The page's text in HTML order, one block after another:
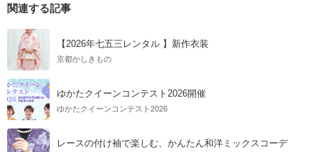
関連する記事
【2026年七五三レンタル 】新作衣装
京都かしきもの
ゆかたクイーンコンテスト2026開催
ゆかたクイーンコンテスト2026
レースの付け袖で楽しむ、かんたん和洋ミックスコーデ